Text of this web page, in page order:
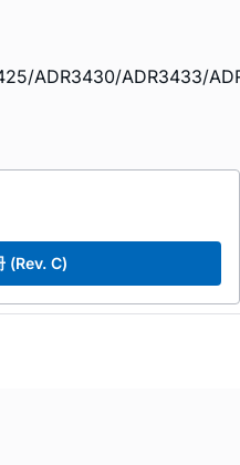
ADR3430/ADR3433/
(Rev. C)